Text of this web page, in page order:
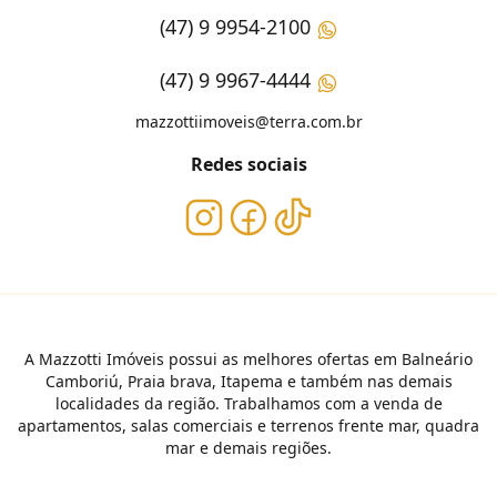
(47) 9 9954-2100
(47) 9 9967-4444
mazzottiimoveis@terra.com.br
Redes sociais
A Mazzotti Imóveis possui as melhores ofertas em Balneário
Camboriú, Praia brava, Itapema e também nas demais
localidades da região. Trabalhamos com a venda de
apartamentos, salas comerciais e terrenos frente mar, quadra
mar e demais regiões.